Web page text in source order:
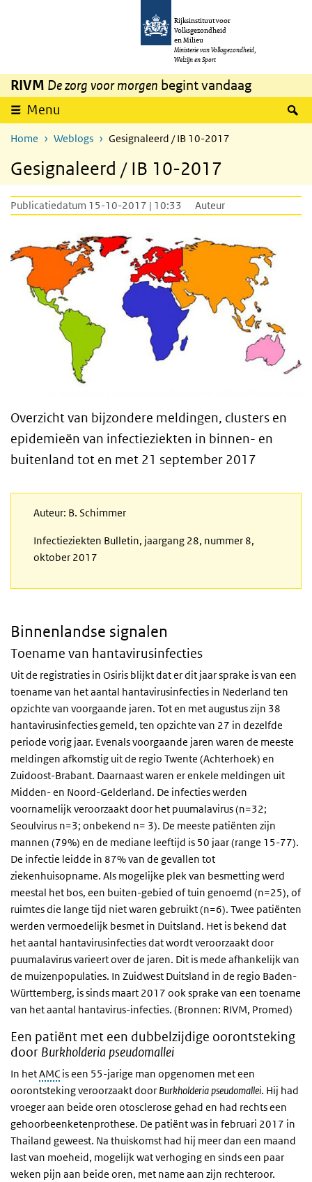
Overslaan en naar de inhoud gaan
Rijksinstituut voor
Volksgezondheid
en Milieu
Ministerie van Volksgezondheid,
Welzijn en Sport
RIVM De zorg voor morgen begint vandaag
Menu
Home Weblogs Gesignaleerd / IB 10-2017
Gesignaleerd / IB 10-2017
Publicatiedatum 15-10-2017 | 10:33 Auteur
Overzicht van bijzondere meldingen, clusters en
epidemieën van infectieziekten in binnen- en
buitenland tot en met 21 september 2017
Auteur: B. Schimmer
Infectieziekten Bulletin, jaargang 28, nummer 8,
oktober 2017
Binnenlandse signalen
Toename van hantavirusinfecties
Uit de registraties in Osiris blijkt dat er dit jaar sprake is van een
toename van het aantal hantavirusinfecties in Nederland ten
opzichte van voorgaande jaren. Tot en met augustus zijn 38
hantavirusinfecties gemeld, ten opzichte van 27 in dezelfde
periode vorig jaar. Evenals voorgaande jaren waren de meeste
meldingen afkomstig uit de regio Twente (Achterhoek) en
Zuidoost-Brabant. Daarnaast waren er enkele meldingen uit
Midden- en Noord-Gelderland. De infecties werden
voornamelijk veroorzaakt door het puumalavirus (n=32;
Seoulvirus n=3; onbekend n= 3). De meeste patiënten zijn
mannen (79%) en de mediane leeftijd is 50 jaar (range 15-77).
De infectie leidde in 87% van de gevallen tot
ziekenhuisopname. Als mogelijke plek van besmetting werd
meestal het bos, een buiten-gebied of tuin genoemd (n=25), of
ruimtes die lange tijd niet waren gebruikt (n=6). Twee patiënten
werden vermoedelijk besmet in Duitsland. Het is bekend dat
het aantal hantavirusinfecties dat wordt veroorzaakt door
puumalavirus varieert over de jaren. Dit is mede afhankelijk van
de muizenpopulaties. In Zuidwest Duitsland in de regio Baden-
Württemberg, is sinds maart 2017 ook sprake van een toename
van het aantal hantavirus-infecties. (Bronnen: RIVM, Promed)
Een patiënt met een dubbelzijdige oorontsteking
door Burkholderia pseudomallei
In hetAMC is een 55-jarige man opgenomen met een
oorontsteking veroorzaakt door Burkholderia pseudomallei. Hij had
vroeger aan beide oren otosclerose gehad en had rechts een
gehoorbeenketenprothese. De patiënt was in februari 2017 in
Thailand geweest. Na thuiskomst had hij meer dan een maand
last van moeheid, mogelijk wat verhoging en sinds een paar
weken pijn aan beide oren, met name aan zijn rechteroor.